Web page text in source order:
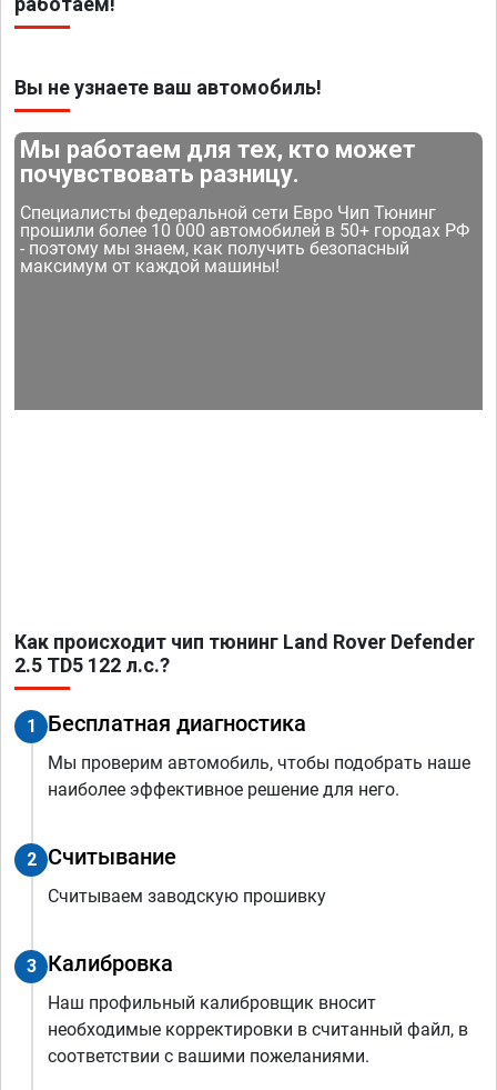
Вы не узнаете ваш автомобиль!
Мы работаем для тех, кто может
почувствовать разницу.
Специалисты федеральной сети Евро Чип Тюнинг
прошили более 10 000 автомобилей в 50+ городах РФ
- поэтому мы знаем, как получить безопасный
максимум от каждой машины!
Как происходит чип тюнинг Land Rover Defender
2.5 TD5 122 л.с.?
1 Бесплатная диагностика
Мы проверим автомобиль, чтобы подобрать наше
наиболее эффективное решение для него.
2 Считывание
Считываем заводскую прошивку
3 Калибровка
Наш профильный калибровщик вносит
необходимые корректировки в считанный файл, в
соответствии с вашими пожеланиями.